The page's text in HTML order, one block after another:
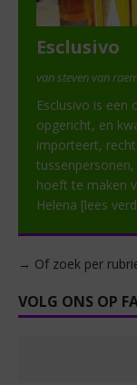
Esclusivo
van steven van
Esclusivo is een
opgericht, en
importeert,
hoeft te maken
Helena [lees
→ Of zoek per
VOLG ONS OP